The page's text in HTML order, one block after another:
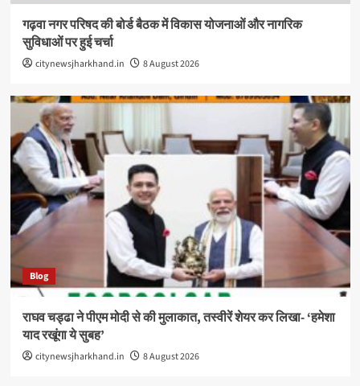
गढ़वा नगर परिषद की बोर्ड बैठक में विकास योजनाओं और नागरिक
सुविधाओं पर हुई चर्चा
citynewsjharkhand.in 8 August 2026
Blog
राघव चड्ढा ने पीएम मोदी से की मुलाकात, तस्वीरें शेयर कर लिखा- ‘हमेशा
याद रखूंगा ये सुबह’
citynewsjharkhand.in 8 August 2026